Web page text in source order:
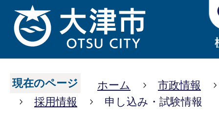
現在のページ ホーム
市政情報
採用情報
申し込み・試験情報